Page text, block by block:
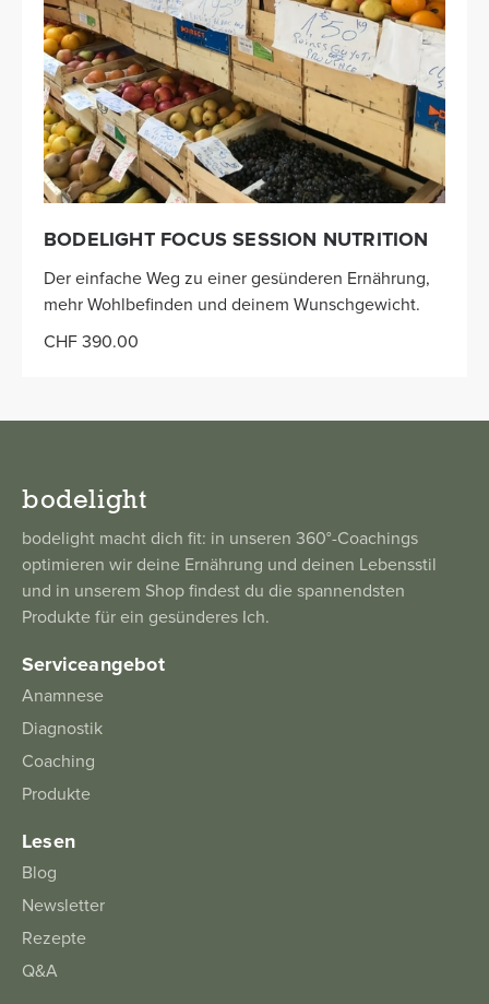
BODELIGHT FOCUS SESSION NUTRITION
Der einfache Weg zu einer gesünderen Ernährung,
mehr Wohlbefinden und deinem Wunschgewicht.
CHF 390.00
bodelight
bodelight macht dich fit: in unseren 360°-Coachings
optimieren wir deine Ernährung und deinen Lebensstil
und in unserem Shop findest du die spannendsten
Produkte für ein gesünderes Ich.
Serviceangebot
Anamnese
Diagnostik
Coaching
Produkte
Lesen
Blog
Newsletter
Rezepte
Q&A